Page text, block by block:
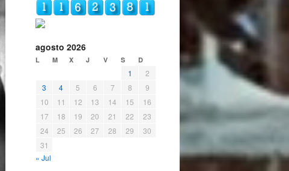
agosto 2026
L M X J V S D
1
2
3
4 5 6 7 8
9
10
11 12 13 14 15
16
17
18 19 20 21 22
23
24
25 26 27 28 29
30
31
« Jul